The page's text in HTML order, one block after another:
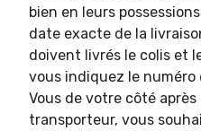
bien en leurs
date exacte de la
doivent livrés le colis et
vous indiquez le numéro
Vous de votre côté après
transporteur, vous